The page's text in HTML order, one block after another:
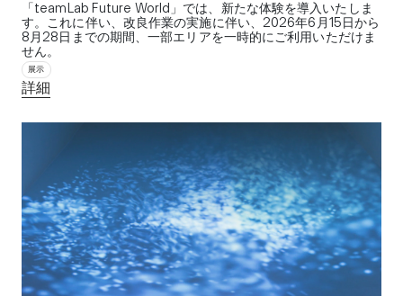
「teamLab Future World」では、新たな体験を導入いたしま
す。これに伴い、改良作業の実施に伴い、2026年6月15日から
8月28日までの期間、一部エリアを一時的にご利用いただけま
せん。
展示
詳細